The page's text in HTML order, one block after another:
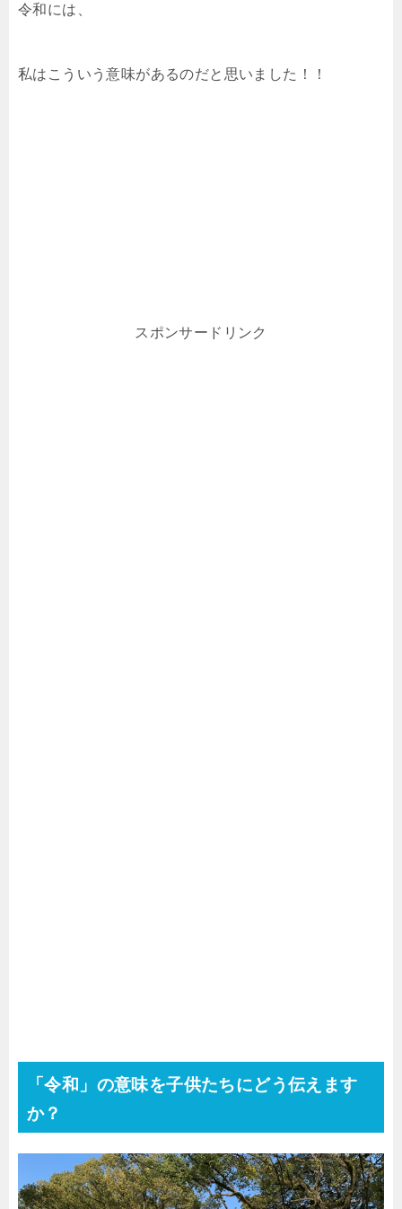
令和には、
私はこういう意味があるのだと思いました！！
スポンサードリンク
「令和」の意味を子供たちにどう伝えます
か？